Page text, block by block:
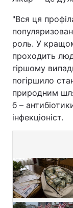
"Вся ця
роль. У
проходить
гіршому
погіршило
природним
б –
інфекціоніст.